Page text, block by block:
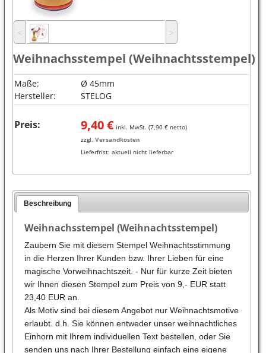
˂ ˃
Weihnachsstempel (Weihnachtsstempel)
Maße:
Ø 45mm
Hersteller:
STELOG
Preis: 9,40€ inkl. MwSt. (7,90€ netto)
zzgl. Versandkosten
Lieferfrist: aktuell nicht lieferbar
Beschreibung
Weihnachsstempel (Weihnachtsstempel)
Zaubern Sie mit diesem Stempel Weihnachtsstimmung
in die Herzen Ihrer Kunden bzw. Ihrer Lieben für eine
magische Vorweihnachtszeit. - Nur für kurze Zeit bieten
wir Ihnen diesen Stempel zum Preis von 9,- EUR statt
23,40 EUR an.
Als Motiv sind bei diesem Angebot nur Weihnachtsmotive
erlaubt. d.h. Sie können entweder unser weihnachtliches
Einhorn mit Ihrem individuellen Text bestellen, oder Sie
senden uns nach Ihrer Bestellung einfach eine eigene